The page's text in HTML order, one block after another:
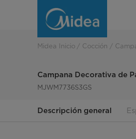
Campana
Decorativa
Midea Inicio Cocción
Campana Decorativa de
MJWM7736S3GS
Descripción general